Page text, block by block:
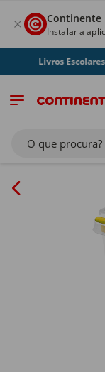
Continente
Instalar a
Livros Escolares!
O que procura?